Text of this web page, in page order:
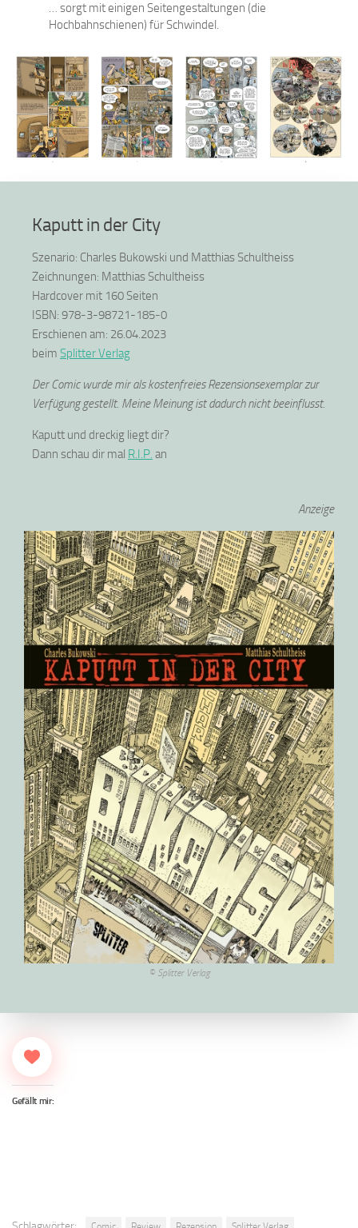
… sorgt mit einigen Seitengestaltungen (die
Hochbahnschienen) für Schwindel.
Kaputt in der City
Szenario: Charles Bukowski und Matthias Schultheiss
Zeichnungen: Matthias Schultheiss
Hardcover mit 160 Seiten
ISBN: 978-3-98721-185-0
Erschienen am: 26.04.2023
beim Splitter Verlag
Der Comic wurde mir als kostenfreies Rezensionsexemplar zur
Verfügung gestellt. Meine Meinung ist dadurch nicht beeinflusst.
Kaputt und dreckig liegt dir?
Dann schau dir mal R.I.P. an
Anzeige
© Splitter Verlag
Gefällt mir: